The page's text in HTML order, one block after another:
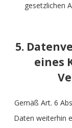
gesetzlichen
5.
eines
Gemäß Art. 6
Daten weiterhin